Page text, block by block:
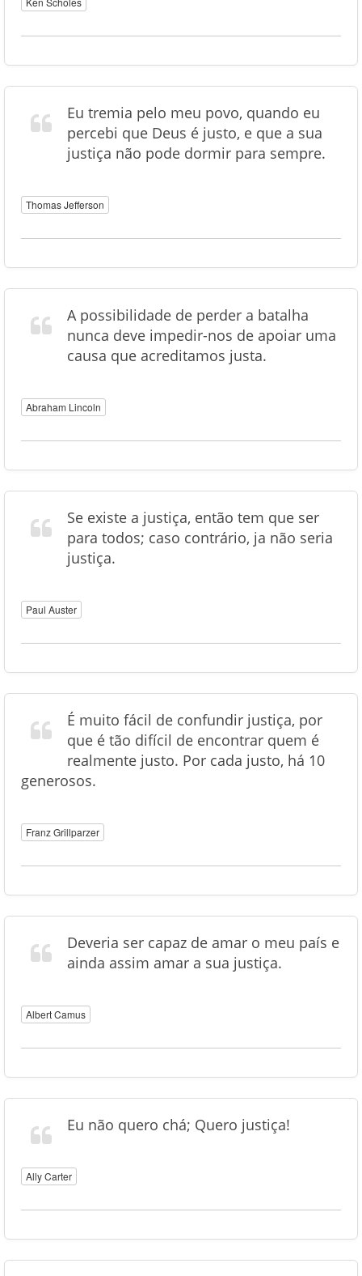
Eu tremia pelo meu povo, quando eu
percebi que Deus é justo, e que a sua
justiça não pode dormir para sempre.
Thomas Jefferson
A possibilidade de perder a batalha
nunca deve impedir-nos de apoiar uma
causa que acreditamos justa.
Abraham Lincoln
Se existe a justiça, então tem que ser
para todos; caso contrário, ja não seria
justiça.
Paul Auster
É muito fácil de confundir justiça, por
que é tão difícil de encontrar quem é
realmente justo. Por cada justo, há 10
generosos.
Franz Grillparzer
Deveria ser capaz de amar o meu país e
ainda assim amar a sua justiça.
Albert Camus
Eu não quero chá; Quero justiça!
Ally Carter